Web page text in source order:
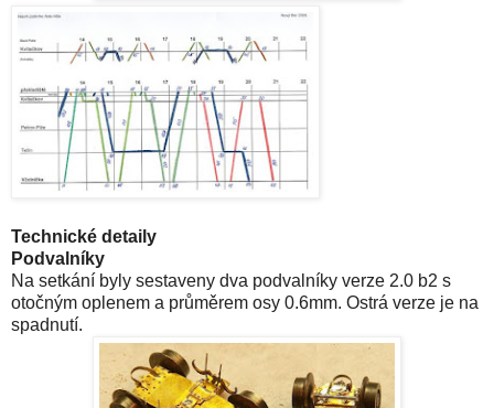
Technické detaily
Podvalníky
Na setkání byly sestaveny dva podvalníky verze 2.0 b2 s
otočným oplenem a průměrem osy 0.6mm. Ostrá verze je na
spadnutí.